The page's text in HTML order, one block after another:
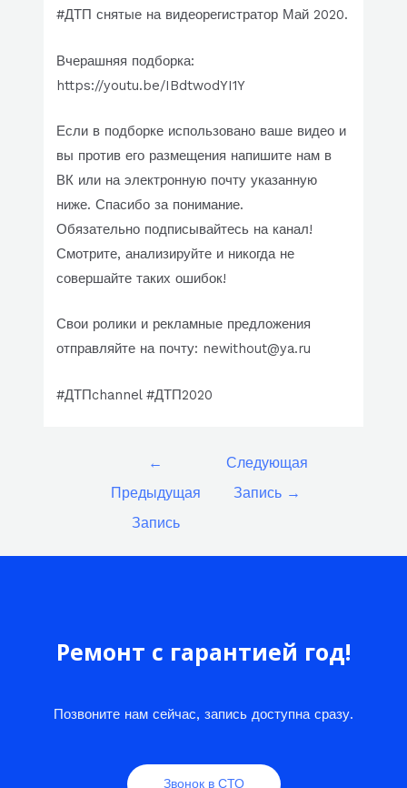
#ДТП снятые на видеорегистратор Май 2020.
Вчерашняя подборка:
https://youtu.be/IBdtwodYI1Y
Если в подборке использовано ваше видео и
вы против его размещения напишите нам в
ВК или на электронную почту указанную
ниже. Спасибо за понимание.
Обязательно подписывайтесь на канал!
Смотрите, анализируйте и никогда не
совершайте таких ошибок!
Свои ролики и рекламные предложения
отправляйте на почту: newithout@ya.ru
#ДТПchannel #ДТП2020
←
Предыдущая
Запись
Следующая
Запись →
Ремонт с гарантией год!
Позвоните нам сейчас, запись доступна сразу.
Звонок в СТО